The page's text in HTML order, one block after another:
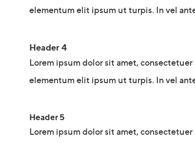
elementum elit ipsum ut turpis. In vel
Header 4
Lorem ipsum dolor sit amet,
elementum elit ipsum ut turpis. In vel
Header 5
Lorem ipsum dolor sit amet,